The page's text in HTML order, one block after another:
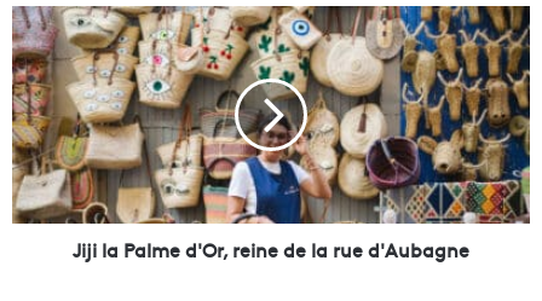
f
o
r
m
e
e
x
p
é
J
i
j
i
l
a
P
a
l
Jiji la Palme d'Or, reine de la rue d'Aubagne